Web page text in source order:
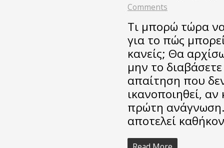
Comments
Τι μπορώ τώρα
για το πώς
κανείς; Θα
μην το
απαίτηση που
ικανοποιηθεί,
πρώτη
αποτελεί